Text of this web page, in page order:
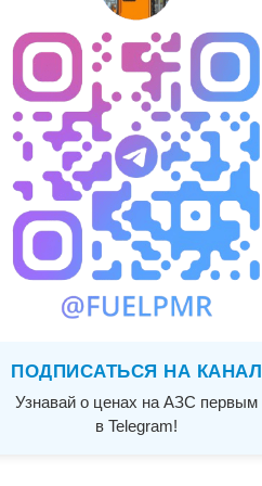
ПОДПИСАТЬСЯ НА КАНАЛ
Узнавай о ценах на АЗС первым
в Telegram!